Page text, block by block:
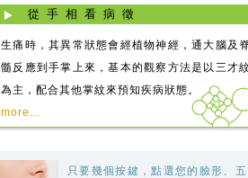
從手相看病徵
生痛時，其異常狀態會經植物神經，通大腦及
髓反應到手掌上來，基本的觀察方法是以三才
為主，配合其他掌紋來預知疾病狀態。
more...
只要幾個按鍵，點選您的臉形、五